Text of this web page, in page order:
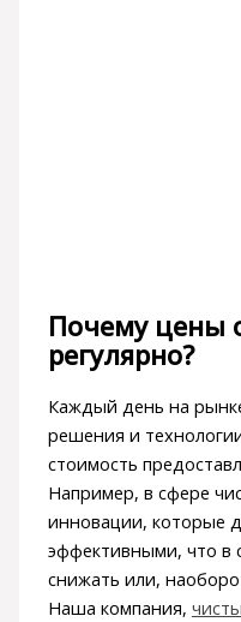
Почему цены
регулярно?
Каждый день на
решения и
стоимость
Например, в сфере
инновации, которые
эффективными, что в
снижать или,
Наша компания,